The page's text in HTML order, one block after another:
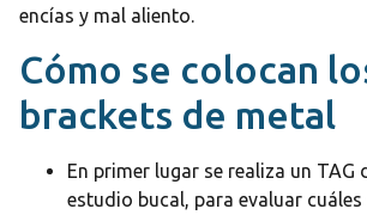
encías y mal aliento.
Cómo se colocan
brackets de metal
En primer lugar se realiza un TAG
estudio bucal, para evaluar cuáles